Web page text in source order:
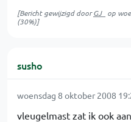
[Bericht gewijzigd doorGJ_ op
(30%)]
susho
woensdag 8 oktober 2008
vleugelmast zat ik ook